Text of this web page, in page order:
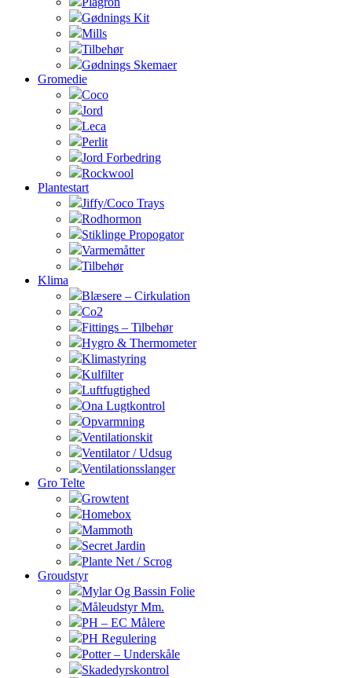
Gødnings Kit
Mills
Tilbehør
Gødnings Skemaer
Gromedie
Coco
Jord
Leca
Perlit
Jord Forbedring
Rockwool
Plantestart
Jiffy/Coco Trays
Rodhormon
Stiklinge Propogator
Varmemåtter
Tilbehør
Klima
Blæsere – Cirkulation
Co2
Fittings – Tilbehør
Hygro & Thermometer
Klimastyring
Kulfilter
Luftfugtighed
Ona Lugtkontrol
Opvarmning
Ventilationskit
Ventilator / Udsug
Ventilationsslanger
Gro Telte
Growtent
Homebox
Mammoth
Secret Jardin
Plante Net / Scrog
Groudstyr
Mylar Og Bassin Folie
Måleudstyr Mm.
PH – EC Målere
PH Regulering
Potter – Underskåle
Skadedyrskontrol